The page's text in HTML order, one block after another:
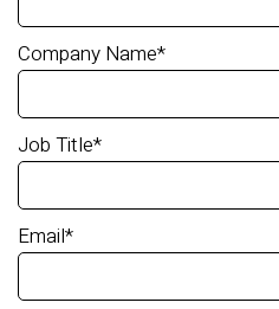
Company Name*
Job Title*
Email*